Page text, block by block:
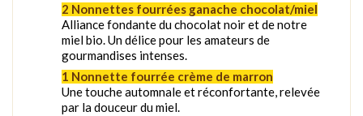
2 Nonnettes fourrées ganache chocolat/miel
Alliance fondante du chocolat noir et de notre
miel bio. Un délice pour les amateurs de
gourmandises intenses.
1 Nonnette fourrée crème de marron
Une touche automnale et réconfortante, relevée
par la douceur du miel.